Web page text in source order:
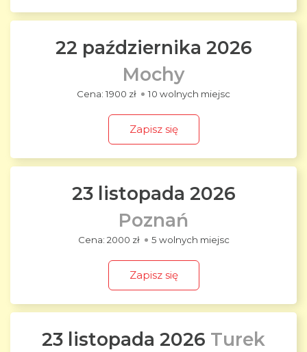
22 października 2026
Mochy
1900 zł 10 wolnych miejsc
Zapisz się
23 listopada 2026
Poznań
2000 zł 5 wolnych miejsc
Zapisz się
23 listopada 2026 Turek